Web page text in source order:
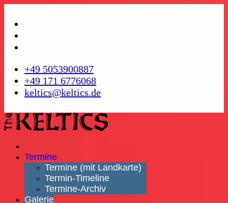
+49 5053900887
+49 171 6776068
keltics@keltics.de
Termine
Termine (mit Landkarte)
Termin-Timeline
Termine-Archiv
Galerie